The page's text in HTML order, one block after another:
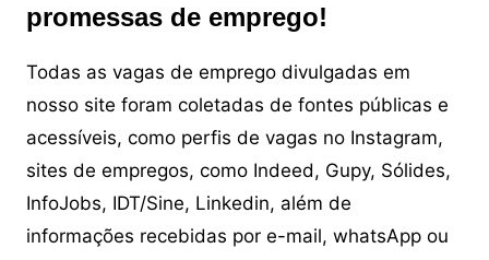
promessas de emprego!
Todas as vagas de emprego divulgadas em
nosso site foram coletadas de fontes públicas e
acessíveis, como perfis de vagas no Instagram,
sites de empregos, como Indeed, Gupy, Sólides,
InfoJobs, IDT/Sine, Linkedin, além de
informações recebidas por e-mail, whatsApp ou